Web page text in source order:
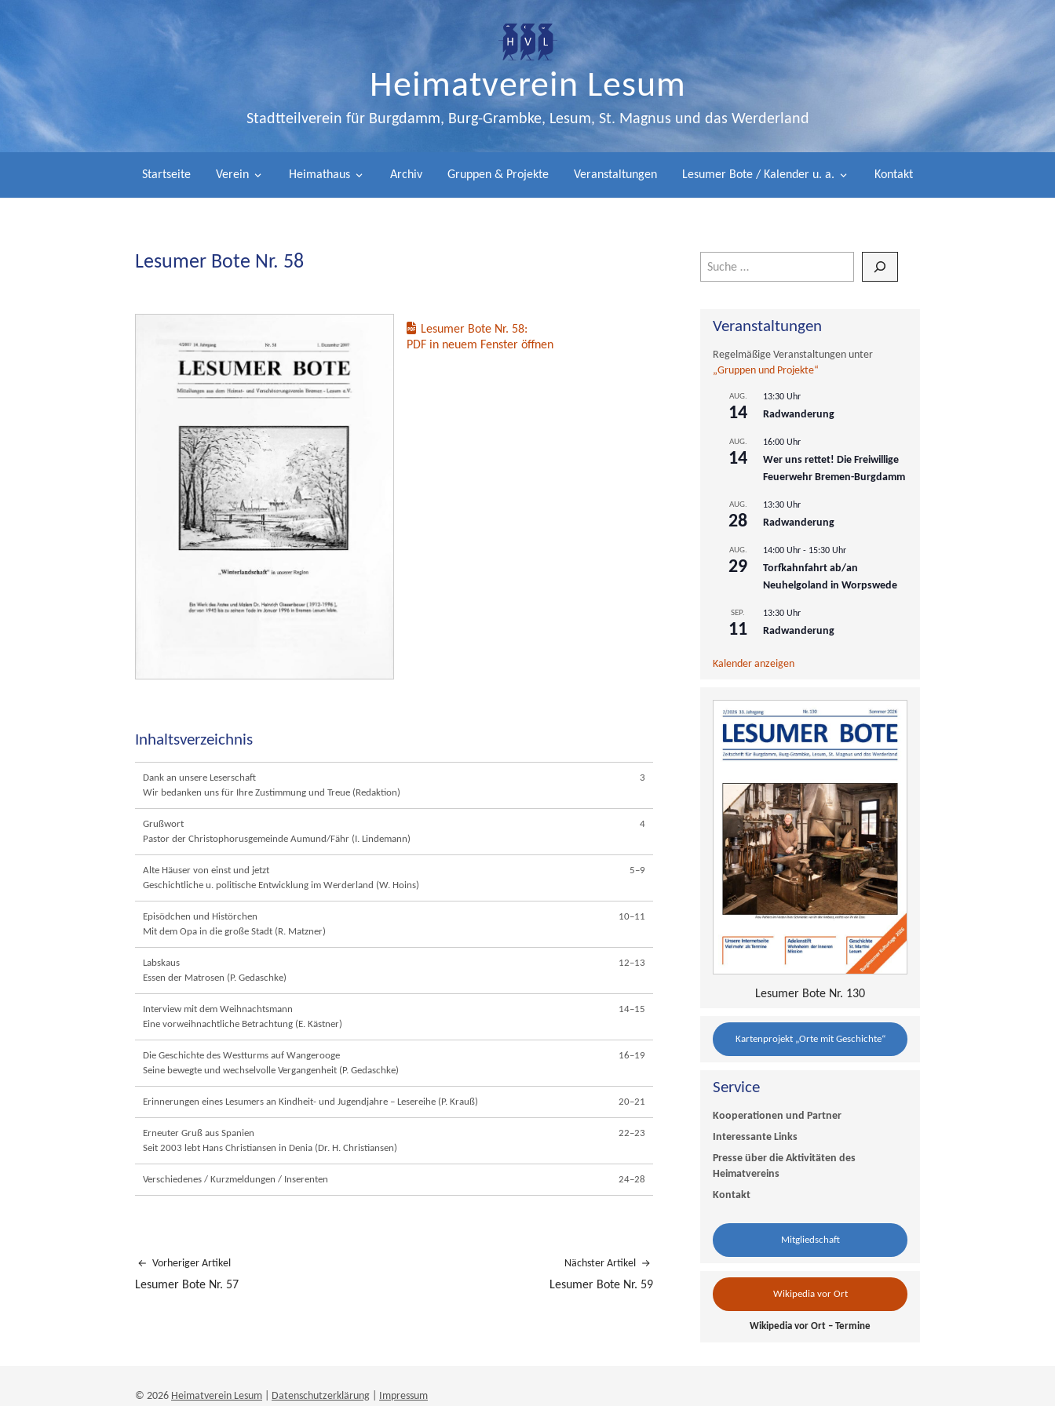
Heimatverein Lesum
Stadtteilverein für Burgdamm, Burg-Grambke, Lesum, St. Magnus und das Werderland
Startseite Verein Heimathaus Archiv Gruppen & Projekte Veranstaltungen Lesumer Bote / Kalender u. a. Kontakt
Lesumer Bote Nr. 58
Lesumer Bote Nr. 58:
PDF in neuem Fenster öffnen
Inhaltsverzeichnis
Dank an unsere Leserschaft
Wir bedanken uns für Ihre Zustimmung und Treue (Redaktion)
3
Grußwort
Pastor der Christophorusgemeinde Aumund/Fähr (I. Lindemann)
4
Alte Häuser von einst und jetzt
Geschichtliche u. politische Entwicklung im Werderland (W. Hoins)
5–9
Episödchen und Histörchen
Mit dem Opa in die große Stadt (R. Matzner)
10–11
Labskaus
Essen der Matrosen (P. Gedaschke)
12–13
Interview mit dem Weihnachtsmann
Eine vorweihnachtliche Betrachtung (E. Kästner)
14–15
Die Geschichte des Westturms auf Wangerooge
Seine bewegte und wechselvolle Vergangenheit (P. Gedaschke)
16–19
Erinnerungen eines Lesumers an Kindheit- und Jugendjahre – Lesereihe (P. Krauß) 20–21
Erneuter Gruß aus Spanien
Seit 2003 lebt Hans Christiansen in Denia (Dr. H. Christiansen)
22–23
Verschiedenes / Kurzmeldungen / Inserenten 24–28
Vorheriger Artikel
Lesumer Bote Nr. 57
Nächster Artikel
Lesumer Bote Nr. 59
Veranstaltungen
Regelmäßige Veranstaltungen unter
„Gruppen und Projekte“
AUG.
14
13:30 Uhr
Radwanderung
AUG.
14
16:00 Uhr
Wer uns rettet! Die Freiwillige
Feuerwehr Bremen-Burgdamm
AUG.
28
13:30 Uhr
Radwanderung
AUG.
29
14:00 Uhr - 15:30 Uhr
Torfkahnfahrt ab/an
Neuhelgoland in Worpswede
SEP.
11
13:30 Uhr
Radwanderung
Kalender anzeigen
Lesumer Bote Nr. 130
Kartenprojekt „Orte mit Geschichte“
Service
Kooperationen und Partner
Interessante Links
Presse über die Aktivitäten des
Heimatvereins
Kontakt
Mitgliedschaft
Wikipedia vor Ort
Wikipedia vor Ort – Termine
© 2026 Heimatverein Lesum Datenschutzerklärung Impressum